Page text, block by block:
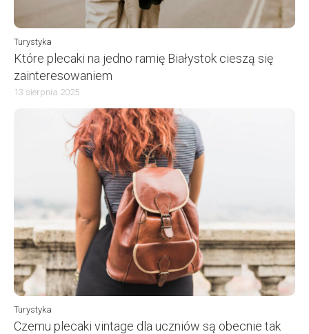
Turystyka
Które plecaki na jedno ramię Białystok cieszą się
zainteresowaniem
13 sierpnia 2025
Turystyka
Czemu plecaki vintage dla uczniów są obecnie tak